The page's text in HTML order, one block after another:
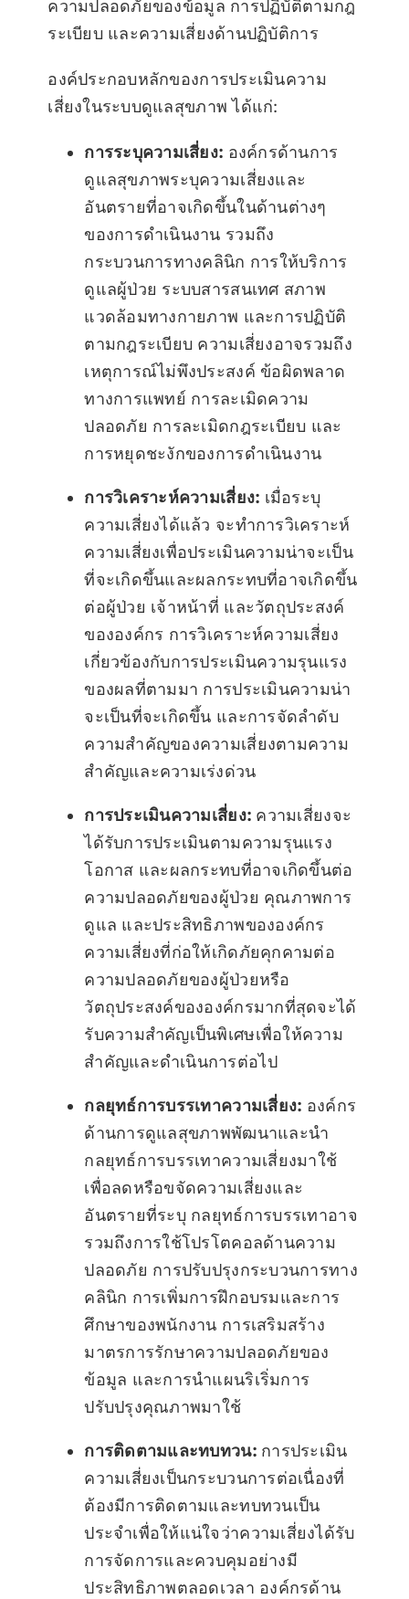
ความปลอดภัยของข้อมูล การปฏิบัติตามกฎ
ระเบียบ และความเสี่ยงด้านปฏิบัติการ
องค์ประกอบหลักของการประเมินความ
เสี่ยงในระบบดูแลสุขภาพ ได้แก่:
การระบุความเสี่ยง: องค์กรด้านการ
ดูแลสุขภาพระบุความเสี่ยงและ
อันตรายที่อาจเกิดขึ้นในด้านต่างๆ
ของการดำเนินงาน รวมถึง
กระบวนการทางคลินิก การให้บริการ
ดูแลผู้ป่วย ระบบสารสนเทศ สภาพ
แวดล้อมทางกายภาพ และการปฏิบัติ
ตามกฎระเบียบ ความเสี่ยงอาจรวมถึง
เหตุการณ์ไม่พึงประสงค์ ข้อผิดพลาด
ทางการแพทย์ การละเมิดความ
ปลอดภัย การละเมิดกฎระเบียบ และ
การหยุดชะงักของการดำเนินงาน
การวิเคราะห์ความเสี่ยง: เมื่อระบุ
ความเสี่ยงได้แล้ว จะทำการวิเคราะห์
ความเสี่ยงเพื่อประเมินความน่าจะเป็น
ที่จะเกิดขึ้นและผลกระทบที่อาจเกิดขึ้น
ต่อผู้ป่วย เจ้าหน้าที่ และวัตถุประสงค์
ขององค์กร การวิเคราะห์ความเสี่ยง
เกี่ยวข้องกับการประเมินความรุนแรง
ของผลที่ตามมา การประเมินความน่า
จะเป็นที่จะเกิดขึ้น และการจัดลำดับ
ความสำคัญของความเสี่ยงตามความ
สำคัญและความเร่งด่วน
การประเมินความเสี่ยง: ความเสี่ยงจะ
ได้รับการประเมินตามความรุนแรง
โอกาส และผลกระทบที่อาจเกิดขึ้นต่อ
ความปลอดภัยของผู้ป่วย คุณภาพการ
ดูแล และประสิทธิภาพขององค์กร
ความเสี่ยงที่ก่อให้เกิดภัยคุกคามต่อ
ความปลอดภัยของผู้ป่วยหรือ
วัตถุประสงค์ขององค์กรมากที่สุดจะได้
รับความสำคัญเป็นพิเศษเพื่อให้ความ
สำคัญและดำเนินการต่อไป
กลยุทธ์การบรรเทาความเสี่ยง: องค์กร
ด้านการดูแลสุขภาพพัฒนาและนำ
กลยุทธ์การบรรเทาความเสี่ยงมาใช้
เพื่อลดหรือขจัดความเสี่ยงและ
อันตรายที่ระบุ กลยุทธ์การบรรเทาอาจ
รวมถึงการใช้โปรโตคอลด้านความ
ปลอดภัย การปรับปรุงกระบวนการทาง
คลินิก การเพิ่มการฝึกอบรมและการ
ศึกษาของพนักงาน การเสริมสร้าง
มาตรการรักษาความปลอดภัยของ
ข้อมูล และการนำแผนริเริ่มการ
ปรับปรุงคุณภาพมาใช้
การติดตามและทบทวน: การประเมิน
ความเสี่ยงเป็นกระบวนการต่อเนื่องที่
ต้องมีการติดตามและทบทวนเป็น
ประจำเพื่อให้แน่ใจว่าความเสี่ยงได้รับ
การจัดการและควบคุมอย่างมี
ประสิทธิภาพตลอดเวลา องค์กรด้าน